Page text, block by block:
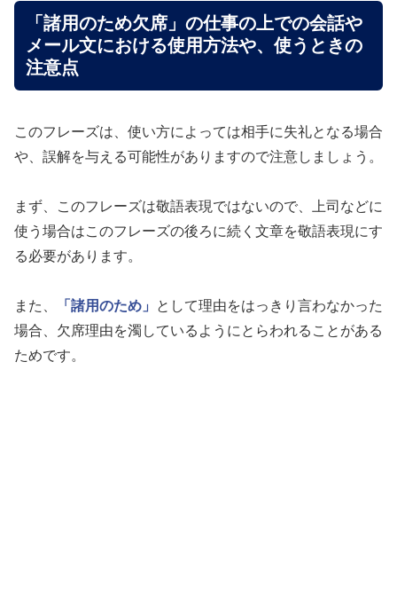
「諸用のため欠席」の仕事の上での会話や
メール文における使用方法や、使うときの
注意点
このフレーズは、使い方によっては相手に失礼となる場合
や、誤解を与える可能性がありますので注意しましょう。
まず、このフレーズは敬語表現ではないので、上司などに
使う場合はこのフレーズの後ろに続く文章を敬語表現にす
る必要があります。
また、 「諸用のため」
として理由をはっきり言わなかった
場合、欠席理由を濁しているようにとらわれることがある
ためです。